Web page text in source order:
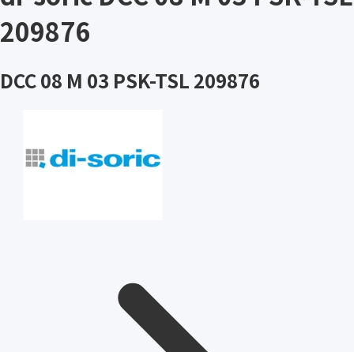
209876
DCC 08 M 03 PSK-TSL 209876